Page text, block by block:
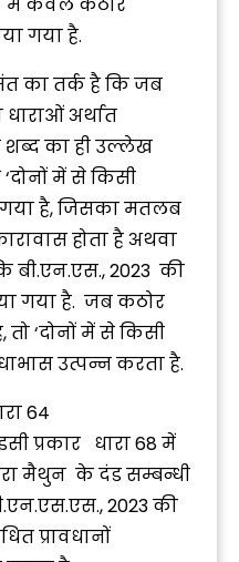
में केवल कठोर
गया है.
का तर्क है कि जब
धाराओं अर्थात
शब्द का ही उल्लेख
में से किसी
गया है, जिसका मतलब
होता है अथवा
बी.एन.एस., 2023 की
गया है. जब कठोर
तो ‘दोनों में से किसी
उत्पन्न करता है.
64
प्रकार धारा 68 में
मैथुन के दंड सम्बन्धी
2023 की
प्रावधानों